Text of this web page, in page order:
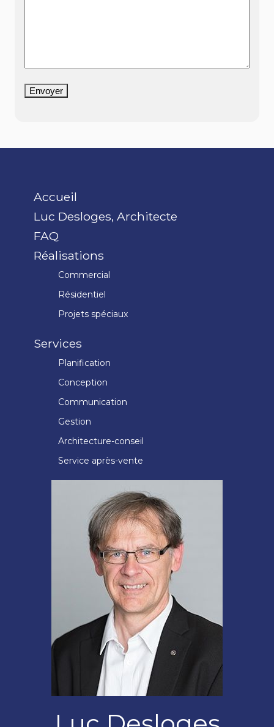
Envoyer
Accueil
Luc Desloges, Architecte
FAQ
Réalisations
Commercial
Résidentiel
Projets spéciaux
Services
Planification
Conception
Communication
Gestion
Architecture-conseil
Service après-vente